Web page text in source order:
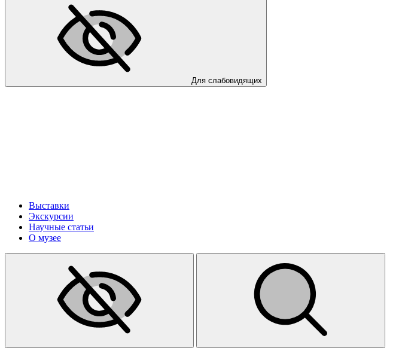
Для слабовидящих
Выставки
Экскурсии
Научные статьи
О музее